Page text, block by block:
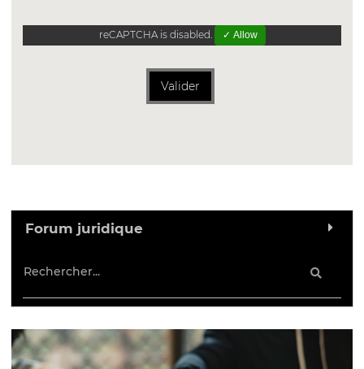
reCAPTCHA is disabled. ✓ Allow
Valider
Forum juridique